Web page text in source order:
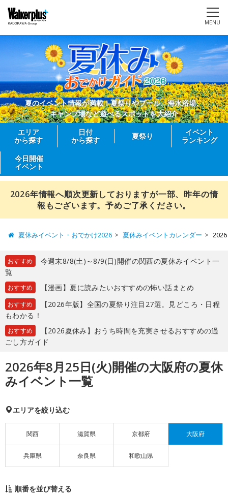
MENU
夏のイベント情報が満載！夏祭りやプール、海水浴場、
キャンプ場など遊べるスポットを大紹介
エリア
から探す
日付
から探す
夏祭り
イベント
ランキング
今日開催
イベント
2026年情報へ順次更新しておりますが一部、昨年の情
報もございます。予めご了承ください。
夏休みイベント・おでかけ2026 夏休みイベントカレンダー
おすすめ
今週末8/8(土)～8/9(日)開催の関西の夏休みイベント一
覧
おすすめ 【漫画】夏に読みたいおすすめの怖い話まとめ
おすすめ
【2026年版】全国の夏祭り注目27選。見どころ・日程
もわかる！
おすすめ
【2026夏休み】おうち時間を充実させるおすすめの過
ごし方ガイド
2026年8月25日(火)開催の大阪府の夏休
みイベント一覧
エリアを絞り込む
関西 滋賀県 京都府 大阪府
兵庫県 奈良県 和歌山県
順番を並び替える